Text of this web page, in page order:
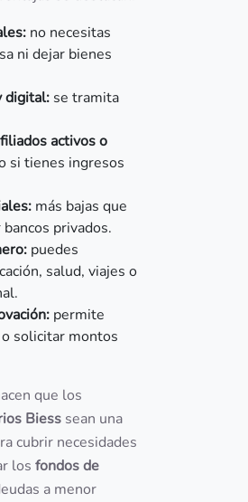
no necesitas
ni dejar bienes
digital: se tramita
activos o
si tienes ingresos
más bajas que
privados.
puedes
salud, viajes o
permite
solicitar montos
que los
Biess sean una
cubrir necesidades
los fondos de
a menor